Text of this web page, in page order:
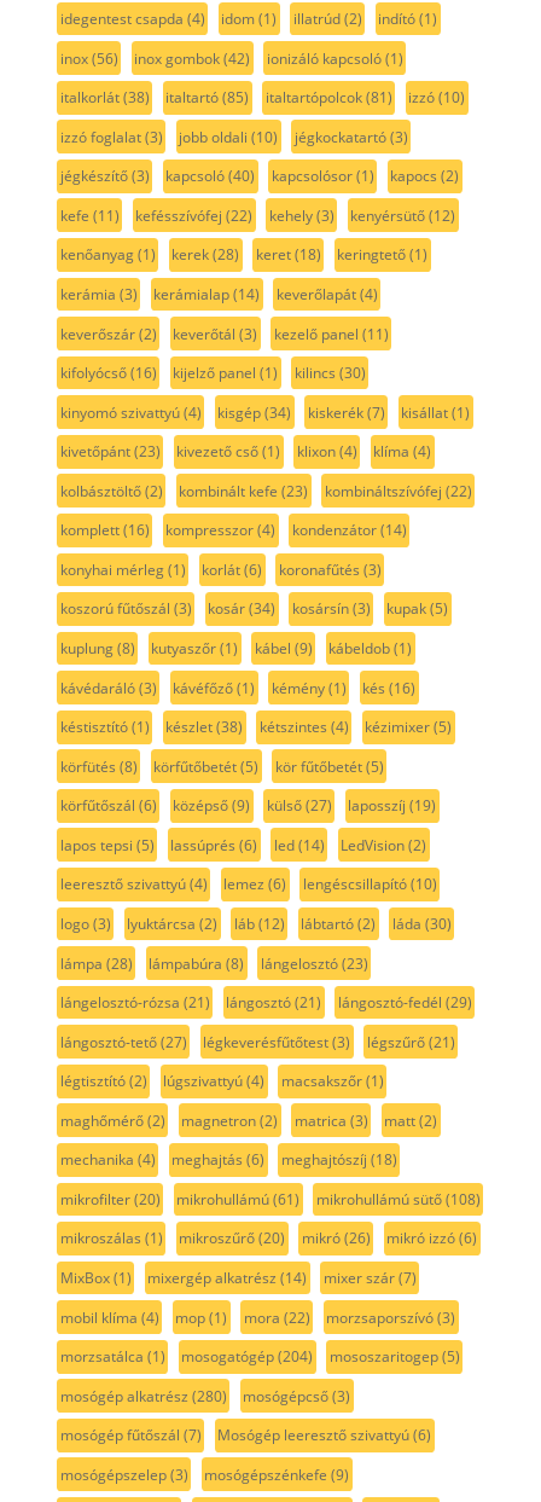
idegentest csapda (4) idom(1) illatrúd(2) indító(1)
inox(56) inox gombok(42) ionizáló kapcsoló(1)
italkorlát(38) italtartó(85) italtartópolcok(81) izzó(10)
izzó foglalat(3) jobb oldali (10) jégkockatartó(3)
jégkészítő(3) kapcsoló(40) kapcsolósor(1) kapocs (2)
kefe (11) kefésszívófej (22) kehely(3) kenyérsütő(12)
kenőanyag(1) kerek(28) keret(18) keringtető(1)
kerámia (3) kerámialap(14) keverőlapát(4)
keverőszár(2) keverőtál (3) kezelő panel (11)
kifolyócső(16) kijelző panel (1) kilincs (30)
kinyomó szivattyú(4) kisgép(34) kiskerék(7) kisállat(1)
kivetőpánt(23) kivezető cső(1) klixon(4) klíma (4)
kolbásztöltő(2) kombinált kefe (23) kombináltszívófej (22)
komplett(16) kompresszor(4) kondenzátor(14)
konyhai mérleg(1) korlát(6) koronafűtés (3)
koszorú fűtőszál (3) kosár(34) kosársín(3) kupak(5)
kuplung(8) kutyaszőr(1) kábel (9) kábeldob(1)
kávédaráló(3) kávéfőző(1) kémény(1) kés (16)
késtisztító(1) készlet(38) kétszintes (4) kézimixer(5)
körfütés (8) körfűtőbetét(5) kör fűtőbetét(5)
körfűtőszál (6) középső(9) külső(27) laposszíj (19)
lapos tepsi (5) lassúprés (6) led(14) LedVision(2)
leeresztő szivattyú(4) lemez (6) lengéscsillapító(10)
logo(3) lyuktárcsa (2) láb(12) lábtartó(2) láda (30)
lámpa (28) lámpabúra (8) lángelosztó(23)
lángelosztó-rózsa (21) lángosztó(21) lángosztó-fedél (29)
lángosztó-tető(27) légkeverésfűtőtest(3) légszűrő(21)
légtisztító(2) lúgszivattyú(4) macsakszőr(1)
maghőmérő(2) magnetron(2) matrica (3) matt(2)
mechanika (4) meghajtás (6) meghajtószíj (18)
mikrofilter(20) mikrohullámú(61) mikrohullámú sütő(108)
mikroszálas (1) mikroszűrő(20) mikró(26) mikró izzó(6)
MixBox(1) mixergép alkatrész (14) mixer szár(7)
mobil klíma (4) mop(1) mora (22) morzsaporszívó(3)
morzsatálca (1) mosogatógép(204) mososzaritogep(5)
mosógép alkatrész (280) mosógépcső(3)
mosógép fűtőszál (7) Mosógép leeresztő szivattyú(6)
mosógépszelep(3) mosógépszénkefe (9)